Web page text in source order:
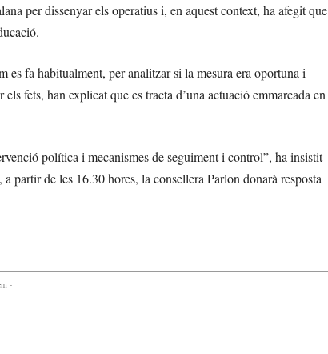
per dissenyar els operatius i, en aquest context, ha afegit que
fa habitualment, per analitzar si la mesura era oportuna i
fets, han explicat que es tracta d’una actuació emmarcada en
política i mecanismes de seguiment i control”, ha insistit
partir de les 16.30 hores, la consellera Parlon donarà resposta
-